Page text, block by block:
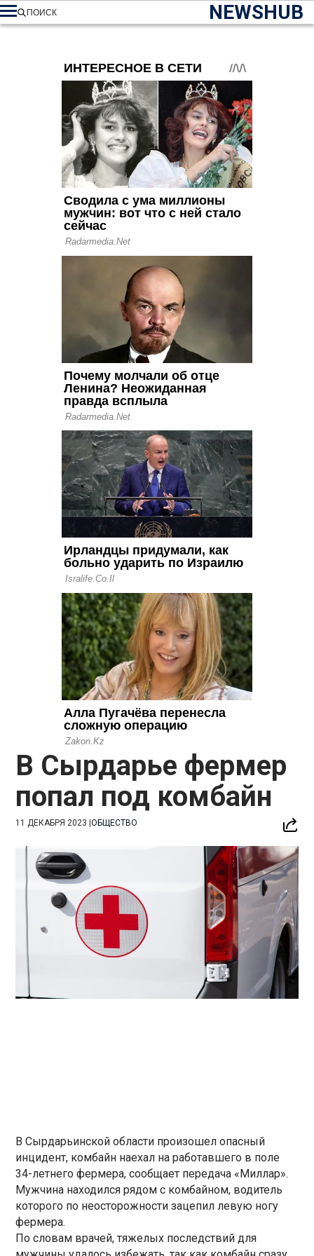
NEWSHUB
ПОИСК
В Сырдарье фермер
попал под комбайн
11 ДЕКАБРЯ 2023 |ОБЩЕСТВО
В Сырдарьинской области произошел опасный
инцидент, комбайн наехал на работавшего в поле
34-летнего фермера, сообщает передача «Миллар».
Мужчина находился рядом с комбайном, водитель
которого по неосторожности зацепил левую ногу
фермера.
По словам врачей, тяжелых последствий для